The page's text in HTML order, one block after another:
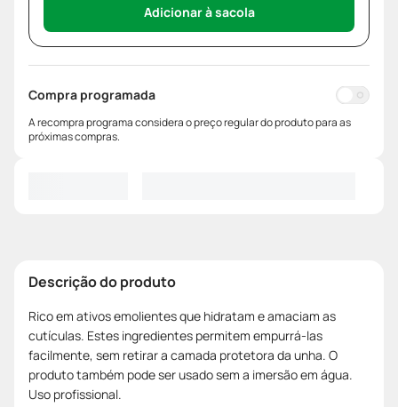
Adicionar à sacola
Compra programada
A recompra programa considera o preço regular do produto para as
próximas compras.
Descrição do produto
Rico em ativos emolientes que hidratam e amaciam as
cutículas. Estes ingredientes permitem empurrá-las
facilmente, sem retirar a camada protetora da unha. O
produto também pode ser usado sem a imersão em água.
Uso profissional.